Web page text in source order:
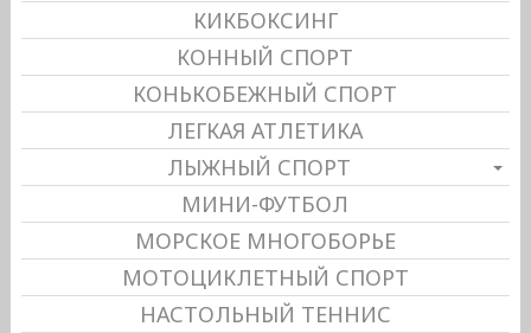
КИКБОКСИНГ
КОННЫЙ СПОРТ
КОНЬКОБЕЖНЫЙ СПОРТ
ЛЕГКАЯ АТЛЕТИКА
ЛЫЖНЫЙ СПОРТ
МИНИ-ФУТБОЛ
МОРСКОЕ МНОГОБОРЬЕ
МОТОЦИКЛЕТНЫЙ СПОРТ
НАСТОЛЬНЫЙ ТЕННИС